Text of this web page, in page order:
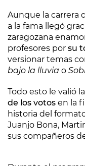
Aunque la carrera
a la fama llegó
zaragozana
profesores por su
versionar temas
bajo la lluvia o
Todo esto le valió
de los votos en la
historia del
Juanjo Bona,
sus compañeros